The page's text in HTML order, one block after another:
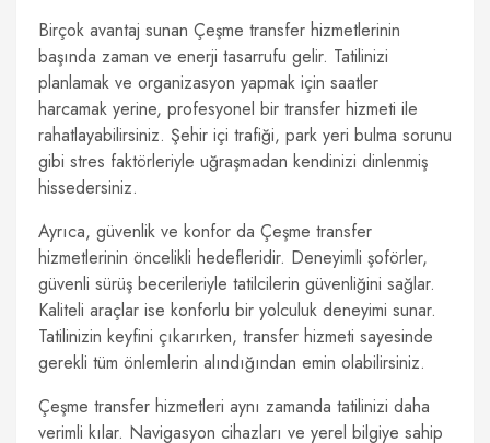
Birçok avantaj sunan Çeşme transfer hizmetlerinin
başında zaman ve enerji tasarrufu gelir. Tatilinizi
planlamak ve organizasyon yapmak için saatler
harcamak yerine, profesyonel bir transfer hizmeti ile
rahatlayabilirsiniz. Şehir içi trafiği, park yeri bulma sorunu
gibi stres faktörleriyle uğraşmadan kendinizi dinlenmiş
hissedersiniz.
Ayrıca, güvenlik ve konfor da Çeşme transfer
hizmetlerinin öncelikli hedefleridir. Deneyimli şoförler,
güvenli sürüş becerileriyle tatilcilerin güvenliğini sağlar.
Kaliteli araçlar ise konforlu bir yolculuk deneyimi sunar.
Tatilinizin keyfini çıkarırken, transfer hizmeti sayesinde
gerekli tüm önlemlerin alındığından emin olabilirsiniz.
Çeşme transfer hizmetleri aynı zamanda tatilinizi daha
verimli kılar. Navigasyon cihazları ve yerel bilgiye sahip